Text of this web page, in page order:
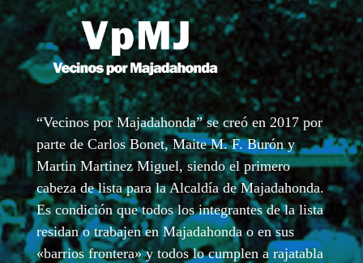
“Vecinos por Majadahonda” se creó en 2017 por
parte de Carlos Bonet, Maite M. F. Burón y
Martin Martinez Miguel, siendo el primero
cabeza de lista para la Alcaldía de Majadahonda.
Es condición que todos los integrantes de la lista
residan o trabajen en Majadahonda o en sus
«barrios frontera» y todos lo cumplen a rajatabla